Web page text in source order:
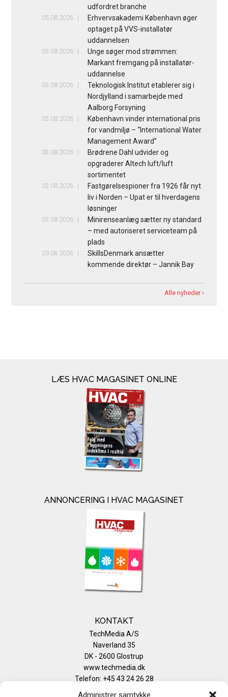
Administrer samtykke
udfordret branche
05.08.2026
Erhvervsakademi København øger
optaget på VVS-installatør
uddannelsen
03.08.2026
Unge søger mod strømmen:
Markant fremgang på installatør-
uddannelse
03.08.2026
Teknologisk Institut etablerer sig i
Nordjylland i samarbejde med
Aalborg Forsyning
03.08.2026
København vinder international pris
for vandmiljø – “International Water
Management Award”
03.08.2026
Brødrene Dahl udvider og
opgraderer Altech luft/luft
sortimentet
03.08.2026
Fastgørelsespioner fra 1926 får nyt
liv i Norden – Upat er til hverdagens
løsninger
03.08.2026
Minirenseanlæg sætter ny standard
– med autoriseret serviceteam på
plads
29.06.2026
SkillsDenmark ansætter
kommende direktør – Jannik Bay
Alle nyheder ›
LÆS HVAC MAGASINET ONLINE
ANNONCERING I HVAC MAGASINET
KONTAKT
TechMedia A/S
Naverland 35
DK - 2600 Glostrup
www.techmedia.dk
Telefon: +45 43 24 26 28